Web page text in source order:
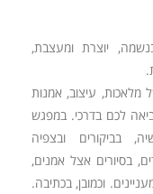
יוצרת ומעצבת,
עיצוב, אמנות
לכם בדרכי. במפגש
בביקורים ובצפיה
בסיורים אצל אמנים,
וכמובן, בכתיבה.